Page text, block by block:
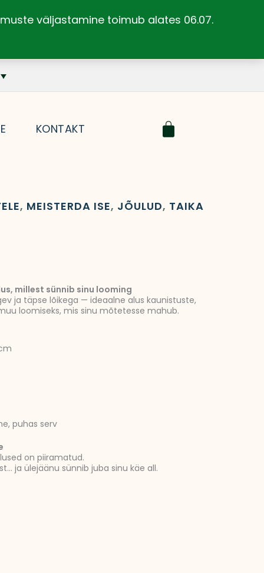
väljastamine toimub alates 06.07.
KONTAKT Cart
, MEISTERDA ISE, JÕULUD, TAIKA
€
millest sünnib sinu looming
ja täpse lõikega — ideaalne alus kaunistuste,
loomiseks, mis sinu mõtetesse mahub.
puhas serv
on piiramatud.
ja ülejäänu sünnib juba sinu käe all.